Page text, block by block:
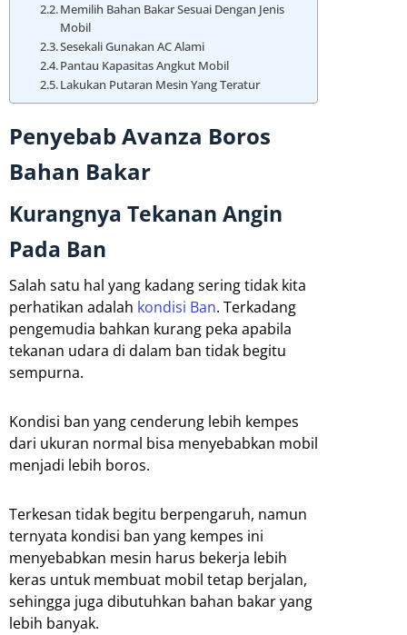
Memilih Bahan Bakar Sesuai Dengan Jenis
Mobil
Sesekali Gunakan AC Alami
Pantau Kapasitas Angkut Mobil
Lakukan Putaran Mesin Yang Teratur
Penyebab Avanza Boros
Bahan Bakar
Kurangnya Tekanan Angin
Pada Ban
Salah satu hal yang kadang sering tidak kita
perhatikan adalah kondisi Ban. Terkadang
pengemudia bahkan kurang peka apabila
tekanan udara di dalam ban tidak begitu
sempurna.
Kondisi ban yang cenderung lebih kempes
dari ukuran normal bisa menyebabkan mobil
menjadi lebih boros.
Terkesan tidak begitu berpengaruh, namun
ternyata kondisi ban yang kempes ini
menyebabkan mesin harus bekerja lebih
keras untuk membuat mobil tetap berjalan,
sehingga juga dibutuhkan bahan bakar yang
lebih banyak.